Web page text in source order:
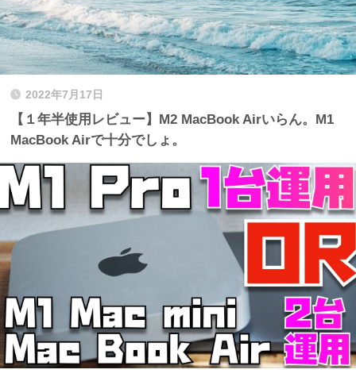
2022年7月17日
【１年半使用レビュー】M2 MacBook Airいらん。M1
MacBook Airで十分でしょ。